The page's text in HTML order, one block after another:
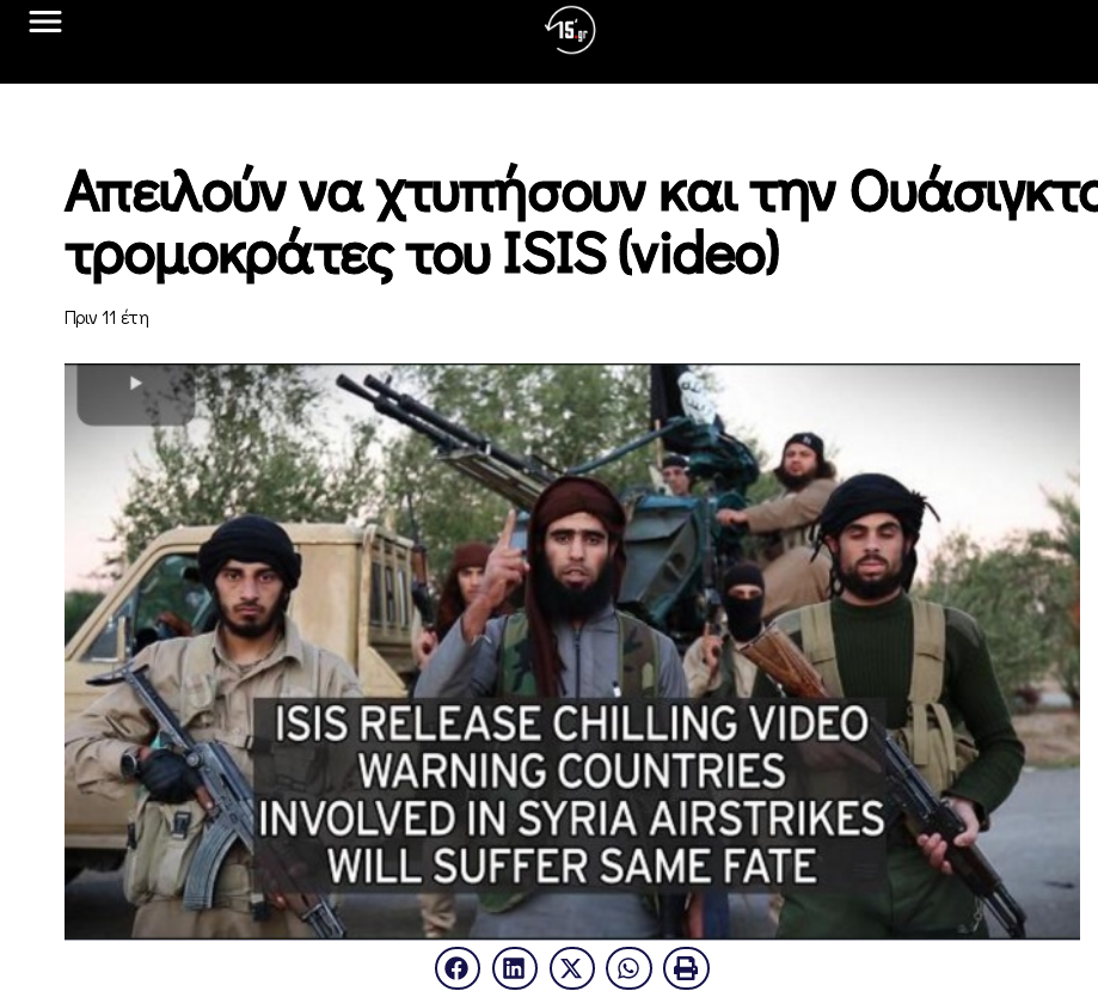
Απειλούν να χτυπήσουν και την
τρομοκράτες του ISIS (video)
Πριν 11 έτη